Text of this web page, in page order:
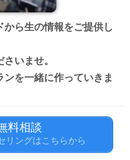
から生の情報をご提供し
いませ。
ンを一緒に作っていきま
料相談
リングはこちらから